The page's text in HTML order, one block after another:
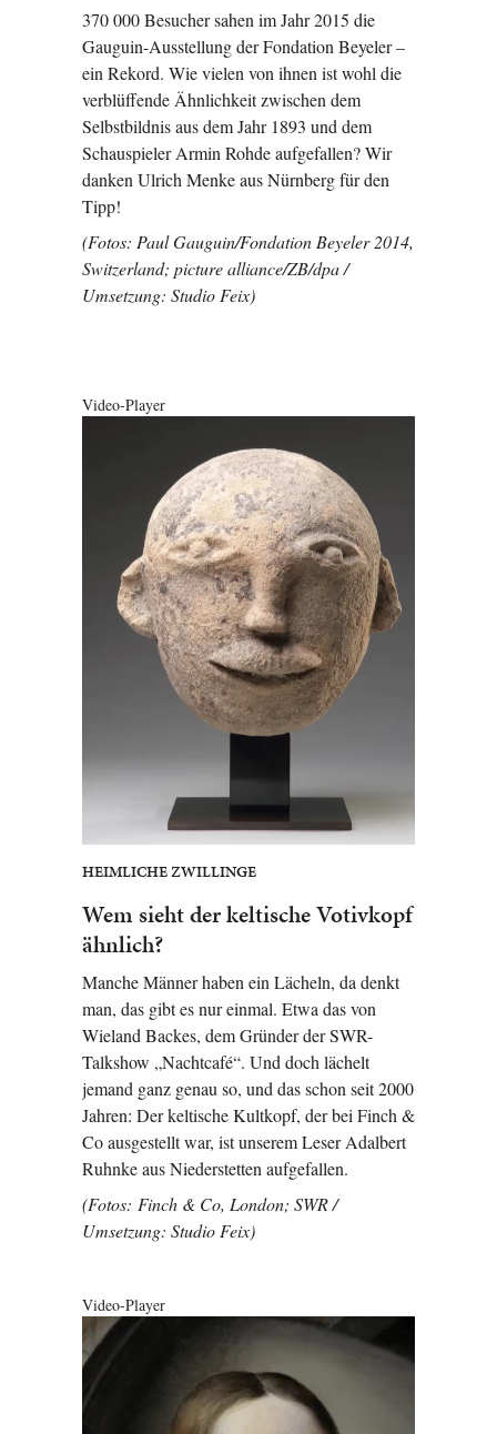
370 000 Besucher sahen im Jahr 2015 die
Gauguin-Ausstellung der Fondation Beyeler –
ein Rekord. Wie vielen von ihnen ist wohl die
verblüffende Ähnlichkeit zwischen dem
Selbstbildnis aus dem Jahr 1893 und dem
Schauspieler Armin Rohde aufgefallen? Wir
danken Ulrich Menke aus Nürnberg für den
Tipp!
(Fotos: Paul Gauguin/Fondation Beyeler 2014,
Switzerland; picture alliance/ZB/dpa /
Umsetzung: Studio Feix)
Video-Player
HEIMLICHE ZWILLINGE
Wem sieht der keltische Votivkopf
ähnlich?
Manche Männer haben ein Lächeln, da denkt
man, das gibt es nur einmal. Etwa das von
Wieland Backes, dem Gründer der SWR-
Talkshow „Nachtcafé“. Und doch lächelt
jemand ganz genau so, und das schon seit 2000
Jahren: Der keltische Kultkopf, der bei Finch &
Co ausgestellt war, ist unserem Leser Adalbert
Ruhnke aus Niederstetten aufgefallen.
(Fotos: Finch & Co, London; SWR /
Umsetzung: Studio Feix)
Video-Player